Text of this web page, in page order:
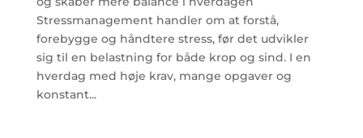
Stressmanagement handler om at forstå,
forebygge og håndtere stress, før det udvikler
sig til en belastning for både krop og sind. I en
hverdag med høje krav, mange opgaver og
konstant...